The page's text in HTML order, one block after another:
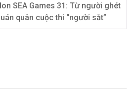
SEA Games 31: Từ người ghét
quân cuộc thi “người sắt”